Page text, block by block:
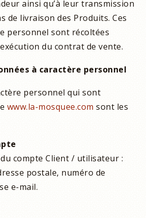
ainsi qu’à leur transmission
de livraison des Produits. Ces
personnel sont récoltées
du contrat de vente.
à caractère personnel
personnel qui sont
www.la-mosquee.com sont les
compte Client / utilisateur :
postale, numéro de
e-mail.